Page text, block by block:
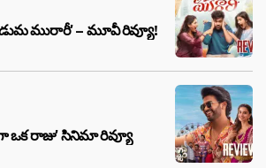
మురారీ’ – మూవీ రివ్యూ!
ఒక రాజు’ సినిమా రివ్యూ